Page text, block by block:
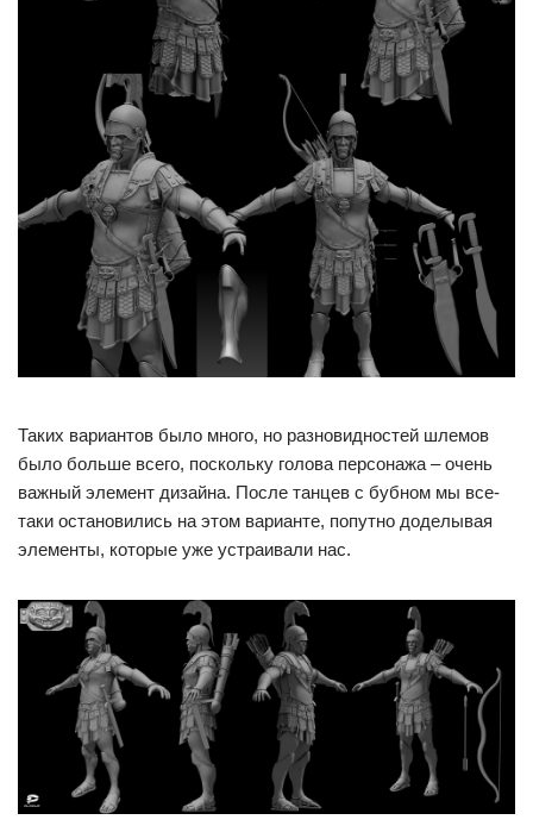
Таких вариантов было много, но разновидностей шлемов
было больше всего, поскольку голова персонажа – очень
важный элемент дизайна. После танцев с бубном мы все-
таки остановились на этом варианте, попутно доделывая
элементы, которые уже устраивали нас.